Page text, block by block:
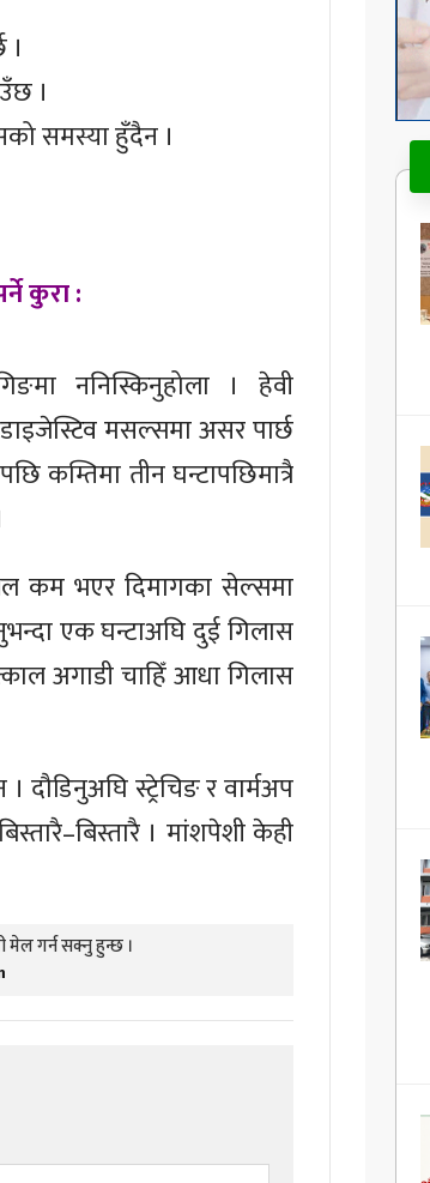
।
।
समस्या हुँदैन ।
कुरा :
ननिस्किनुहोला । हेवी
मसल्समा असर पार्छ
कम्तिमा तीन घन्टापछिमात्रै
कम भएर दिमागका सेल्समा
एक घन्टाअघि दुई गिलास
अगाडी चाहिँ आधा गिलास
दौडिनुअघि स्ट्रेचिङ र वार्मअप
। मांशपेशी केही
मेल गर्न सक्नु हुन्छ ।